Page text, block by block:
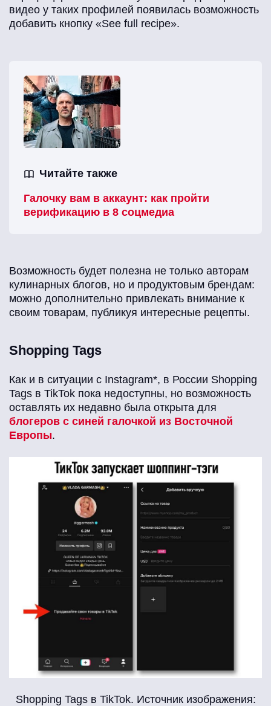
видео у таких профилей появилась возможность
добавить кнопку «See full recipe».
Читайте также
Галочку вам в аккаунт: как пройти
верификацию в 8 соцмедиа
Возможность будет полезна не только авторам
кулинарных блогов, но и продуктовым брендам:
можно дополнительно привлекать внимание к
своим товарам, публикуя интересные рецепты.
Shopping Tags
Как и в ситуации с Instagram*, в России Shopping
Tags в TikTok пока недоступны, но возможность
оставлять их недавно была открыта для
блогеров с синей галочкой из Восточной
Европы.
Shopping Tags в TikTok. Источник изображения: